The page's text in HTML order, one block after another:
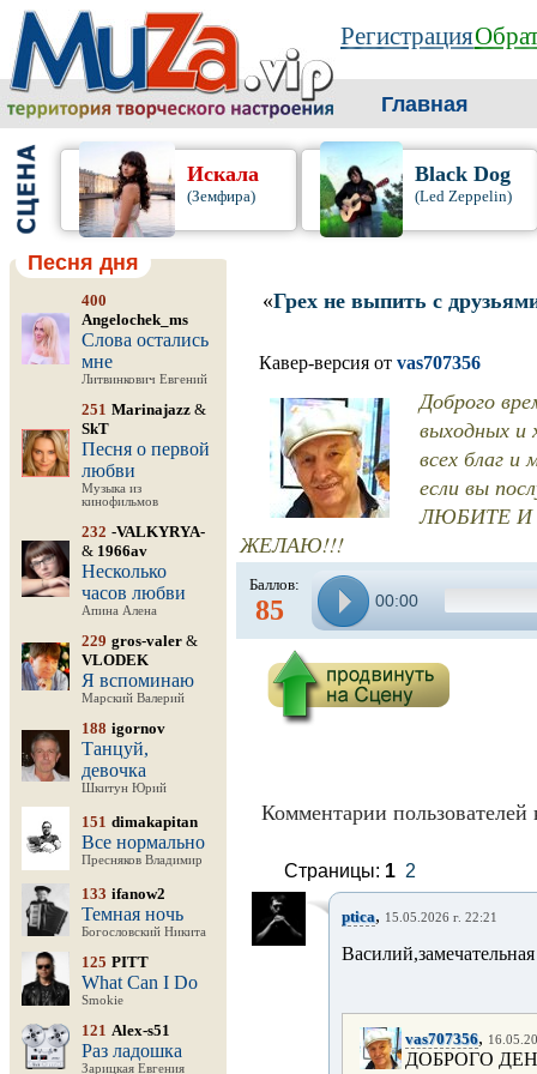
Регистрация
Главная
Искала
(Земфира)
Black Dog
(Led Zeppelin)
Песня дня
400
Angelochek_ms
Слова остались
мне
Литвинкович Евгений
251 Marinajazz &
SkT
Песня о первой
любви
Музыка из
кинофильмов
232 -VALKYRYA-
& 1966av
Несколько
часов любви
Апина Алена
229 gros-valer &
VLODEK
Я вспоминаю
Марский Валерий
188 igornov
Танцуй,
девочка
Шкитун Юрий
151 dimakapitan
Все нормально
Пресняков Владимир
133 ifanow2
Темная ночь
Богословский Никита
125 PITT
What Can I Do
Smokie
121 Alex-s51
Раз ладошка
Зарицкая Евгения
«Грех не выпить с
Кавер-версия от vas707356
Доброго
выходных и
всех благ и
если вы
ЛЮБИТЕ
ЖЕЛАЮ!!!
Баллов:
85 00:00
Комментарии пользователей
Страницы: 1 2
ptica, 15.05.2026 г. 22:21
vas707356,
ДОБРОГО